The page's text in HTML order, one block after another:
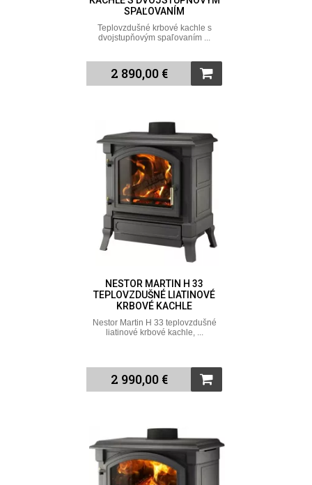
SPAĽOVANÍM
Teplovzdušné krbové kachle s
dvojstupňovým spaľovaním ...
2 890,00 €
NESTOR MARTIN H 33
TEPLOVZDUŠNÉ LIATINOVÉ
KRBOVÉ KACHLE
Nestor Martin H 33 teplovzdušné
liatinové krbové kachle, ...
2 990,00 €